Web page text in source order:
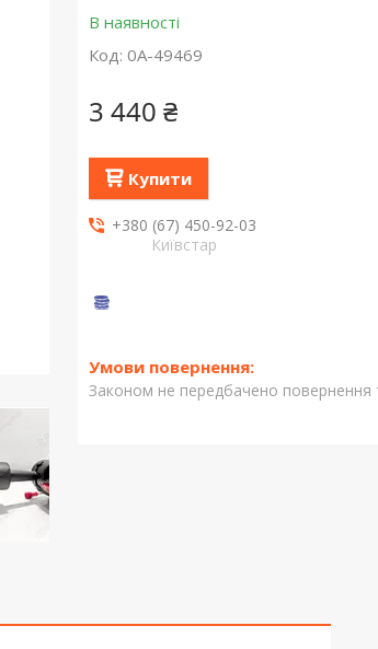
В наявності
Код: 0А-49469
3 440 ₴
Купити
+380 (67) 450-92-03
Київстар
Законом не передбачено повернення